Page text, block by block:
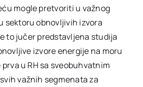
mogle pretvoriti u važnog
sektoru obnovljivih izvora
to jučer predstavljena studija
izvore energije na moru
prva u RH sa sveobuhvatnim
važnih segmenata za